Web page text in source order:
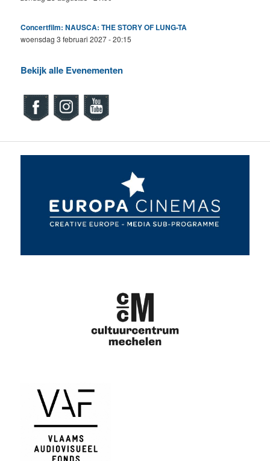
Concertfilm: NAUSCA: THE STORY OF LUNG-TA
woensdag 3 februari 2027 - 20:15
Bekijk alle Evenementen